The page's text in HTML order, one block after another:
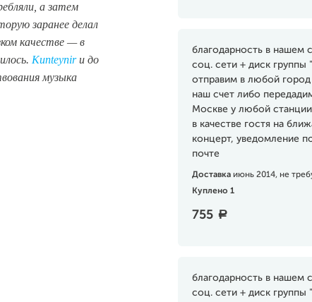
благодарность в нашем
соц. сети + диск группы
отправим в любой город
наш счет либо
Москве у любой
в качестве гостя на
концерт, уведомление
почте
Доставка июнь 2014, не
Куплено 1
755 a
благодарность в нашем
соц. сети + диск группы
а затем
заранее делал
качестве — в
Kunteynirи до
музыка